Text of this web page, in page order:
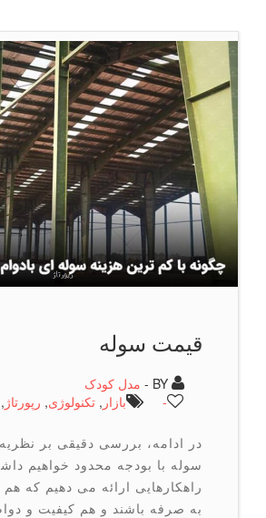
قیمت سوله
مدل کودک
بازار
,تكنولوژی,رپورتاژ, صنعت
در ادامه، بررسی دقیقی بر نظریه ساخت
سوله با بودجه محدود خواهیم داشت و
راهکارهایی ارائه می دهیم که هم از نظر
به صرفه باشند و هم کیفیت و دوام سازه